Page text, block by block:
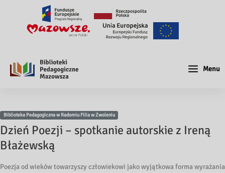
Menu
Biblioteka Pedagogiczna w Radomiu Filia w Zwoleniu
Dzień Poezji – spotkanie autorskie z Ireną
Błażewską
Poezja od wieków towarzyszy człowiekowi jako wyjątkowa forma wyrażania